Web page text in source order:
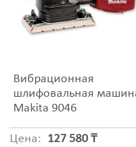
Вибрационная
шлифовальная
Makita 9046
Цена: 127 580 ₸